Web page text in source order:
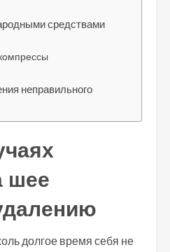
средствами
неправильного
шее
долгое время себя не